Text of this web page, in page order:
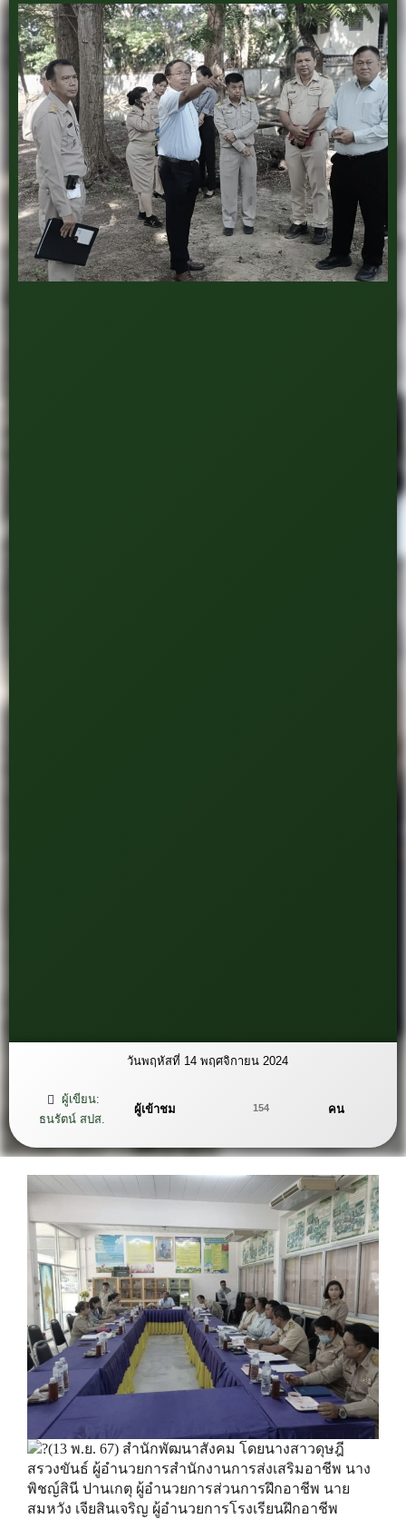
วันพฤหัสที่ 14 พฤศจิกายน 2024
ผู้เขียน:
ธนรัตน์ สปส.
ผู้เข้าชม 154 คน
(13 พ.ย. 67) สำนักพัฒนาสังคม โดยนางสาวดุษฎี
สรวงขันธ์ ผู้อำนวยการสำนักงานการส่งเสริมอาชีพ นาง
พิชญ์สินี ปานเกตุ ผู้อำนวยการส่วนการฝึกอาชีพ นาย
สมหวัง เจียสินเจริญ ผู้อำนวยการโรงเรียนฝึกอาชีพ